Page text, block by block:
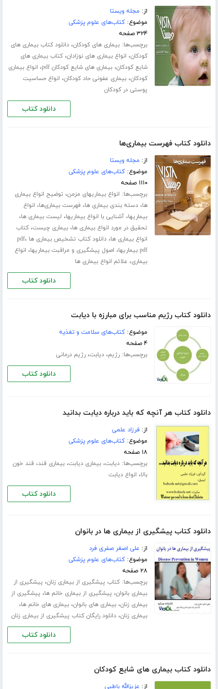
از: مجله ویستا
موضوع:کتاب‌های علوم پزشکی
۳۲۴ صفحه
برچسب‌ها:بیماری های کودکان،دانلود کتاب بیماری های
کودکان، انواع بیماری های نوزادان،کتاب بیماری های
شایع کودکان،بیماری های شایع کودکان pdf ، انواع بیماری
کودکان،بیماری عفونی حاد کودکان، انواع حساسیت
پوستی در کودکان
دانلود کتاب
دانلود کتاب فهرست بیماری‌ها
از: مجله ویستا
موضوع:کتاب‌های علوم پزشکی
۱۱۱۰ صفحه
برچسب‌ها: انواع بیماریهای مزمن، توضیح انواع بیماری
ها،دسته بندی بیماری ها، فهرست بیماری‌ها، انواع
بیماریها،آشنایی با انواع بیماریها، لیست بیماری ها،
تحقیق در مورد انواع بیماری ها،بیماری چیست،کتاب
انواع بیماری ها،دانلود کتاب تشخیص بیماری ها pdf ،
pdf بیماریها ، اصول پیشگیری و مراقبت بیماریها، انواع
بیماری، علائم انواع بیماری ها
دانلود کتاب
دانلود کتاب رژیم مناسب برای مبارزه با دیابت
موضوع:کتاب‌های سلامت و تغذیه
۴ صفحه
برچسب‌ها:رژیم،دیابت،رژیم درمانی
دانلود کتاب
دانلود کتاب هر آنچه که باید درباره دیابت بدانید
از:فرزاد علمی
موضوع:کتاب‌های علوم پزشکی
۱۸ صفحه
برچسب‌ها:دیابت،بیماری دیابت،بیماری قند، قند خون
بالا، انواع دیابت
دانلود کتاب
دانلود کتاب پیشگیری از بیماری ها در بانوان
از: علی اصغر صفری فرد
موضوع:کتاب‌های علوم پزشکی
۲۸ صفحه
برچسب‌ها:کتاب پیشگیری از بیماری زنان، پیشگیری از
بیماری بانوان، پیشگیری از بیماری خانم ها، پیشگیری از
بیماری زنان،بیماری های بانوان،بیماری های خانم ها،
بیماری زنان،دانلود رایگان کتاب پیشگیری از بیماری زنان
دانلود کتاب
دانلود کتاب بیماری های شایع کودکان
از: عزیزالله باطبی